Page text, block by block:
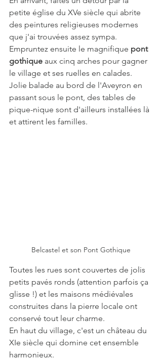
petite église du XVe siècle qui abrite
des peintures religieuses modernes
que j'ai trouvées assez sympa.
Empruntez ensuite le magnifique pont
gothique aux cinq arches pour gagner
le village et ses ruelles en calades.
Jolie balade au bord de l'Aveyron en
passant sous le pont, des tables de
pique-nique sont d'ailleurs installées là
et attirent les familles.
Belcastel et son Pont Gothique
Toutes les rues sont couvertes de jolis
petits pavés ronds (attention parfois ça
glisse !) et les maisons médiévales
construites dans la pierre locale ont
conservé tout leur charme.
En haut du village, c'est un château du
XIe siècle qui domine cet ensemble
harmonieux.